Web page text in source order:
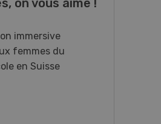
on vous aime !
immersive
femmes du
en Suisse